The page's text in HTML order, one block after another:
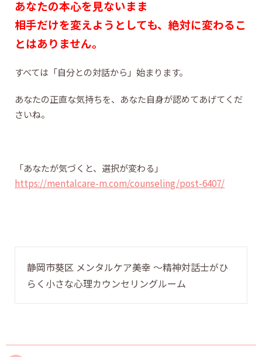
あなたの本心を見ないまま
相手だけを変えようとしても、絶対に変わるこ
とはありません。
すべては「自分との対話から」始まります。
あなたの正直な気持ちを、あなた自身が認めてあげてくだ
さいね。
「あなたが気づくと、選択が変わる」
https://mentalcare-m.com/counseling/post-6407/
静岡市葵区 メンタルケア美幸 〜精神対話士がひ
らく小さな心理カウンセリングルーム